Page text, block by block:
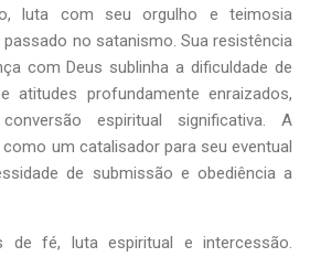
luta com seu orgulho e teimosia
no satanismo. Sua resistência
com Deus sublinha a dificuldade de
atitudes profundamente enraizados,
espiritual significativa. A
um catalisador para seu eventual
de submissão e obediência a
de fé, luta espiritual e intercessão.